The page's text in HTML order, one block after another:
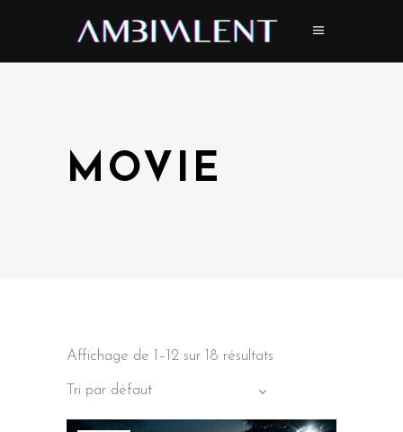
MOVIE
Affichage de 1–12 sur 18 résultats
Tri par défaut